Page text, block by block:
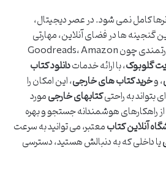
کامل نمی شود. در عصر دیجیتال،
گنجینه ها در فضای آنلاین، مهارتی
ضروری است. پلتفرم های قدرتمندی چون Goodreads، Amazon
گلوبوک، با ارائه خدماتدانلود کتاب
، وخرید کتاب های خارجی، این امکان را
بتواند به راحتیکتابهای خارجیمورد
از راهکارهای هوشمندانه جستجو و بهره
آنلاین کتابمعتبر، می توانید به سرعت
یا داخلی که به دنبالش هستید، دسترسی